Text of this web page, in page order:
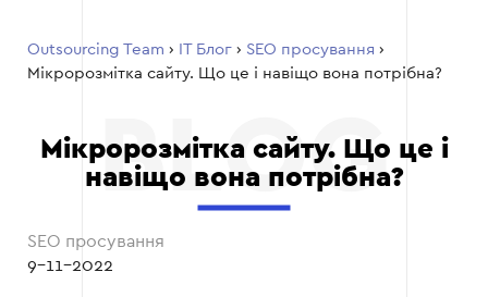
Outsourcing Team › ІТ Блог › SEO просування ›
Мікророзмітка сайту. Що це і навіщо вона потрібна?
Мікророзмітка сайту. Що це і
навіщо вона потрібна?
SEO просування
9-11-2022